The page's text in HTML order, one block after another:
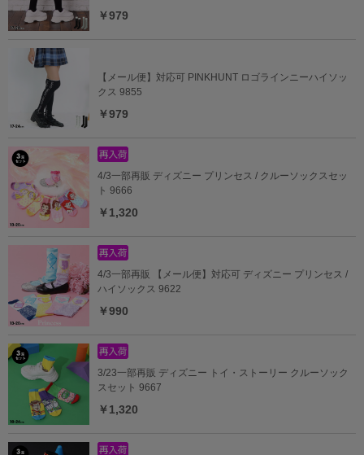
￥979
【メール便】対応可 PINKHUNT ロゴラインニーハイソッ
クス 9855
￥979
4/3一部再販 ディズニー プリンセス / クルーソックスセッ
ト 9666
￥1,320
4/3一部再販 【メール便】対応可 ディズニー プリンセス /
ハイソックス 9622
￥990
3/23一部再販 ディズニー トイ・ストーリー クルーソック
スセット 9667
￥1,320